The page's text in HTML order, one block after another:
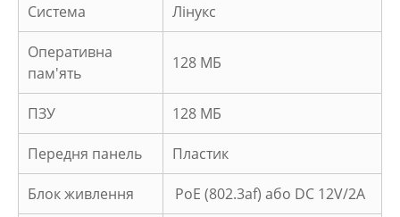
Система Лінукс
Оперативна
пам'ять
128 МБ
ПЗУ 128 МБ
Передня панель Пластик
Блок живлення PoE (802.3af) або DC 12V/2A